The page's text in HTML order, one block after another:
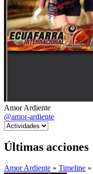
Amor Ardiente
@amor-ardiente
Últimas acciones
Amor Ardiente » Timeline »